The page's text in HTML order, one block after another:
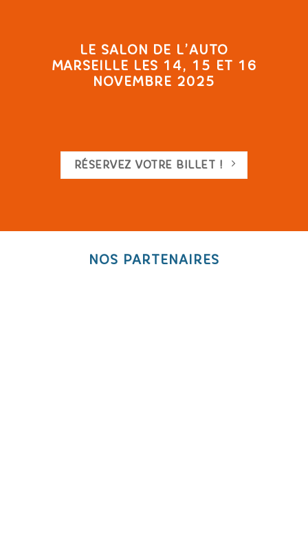
LE SALON DE L’AUTO
MARSEILLE LES 14, 15 ET 16
NOVEMBRE 2025
RÉSERVEZ VOTRE BILLET !
NOS PARTENAIRES